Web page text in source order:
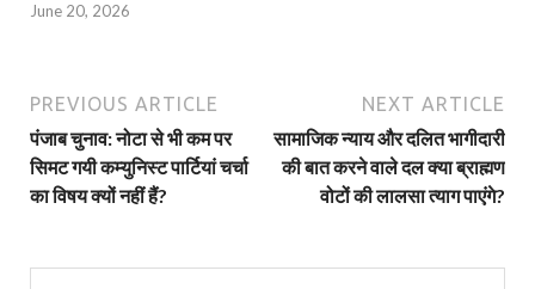
June 20, 2026
PREVIOUS ARTICLE
पंजाब चुनाव: नोटा से भी कम पर
सिमट गयी कम्युनिस्ट पार्टियां चर्चा
का विषय क्यों नहीं हैं?
NEXT ARTICLE
सामाजिक न्याय और दलित भागीदारी
की बात करने वाले दल क्या ब्राह्मण
वोटों की लालसा त्याग पाएंगे?